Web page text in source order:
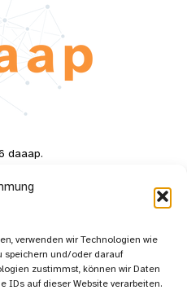
verwenden wir Technologien wie
speichern und/oder darauf
zustimmst, können wir Daten
IDs auf dieser Website verarbeiten.
daaap.